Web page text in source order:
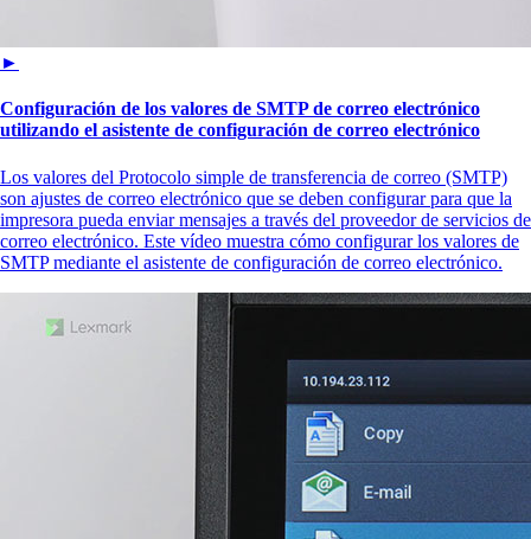
►
Configuración de los valores de SMTP de correo electrónico
utilizando el asistente de configuración de correo electrónico
Los valores del Protocolo simple de transferencia de correo (SMTP)
son ajustes de correo electrónico que se deben configurar para que la
impresora pueda enviar mensajes a través del proveedor de servicios de
correo electrónico. Este vídeo muestra cómo configurar los valores de
SMTP mediante el asistente de configuración de correo electrónico.